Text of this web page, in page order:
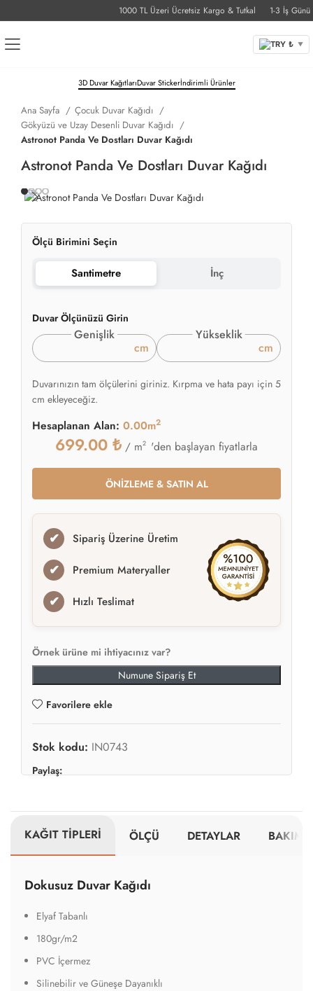
1000 TL Üzeri Ücretsiz Kargo & Tutkal 1-3 İş Günü
TRY ₺ ▼
3D Duvar KağıtlarıDuvar Stickerİndirimli Ürünler
Ana Sayfa
Çocuk Duvar Kağıdı
Gökyüzü ve Uzay Desenli Duvar Kağıdı
Astronot Panda Ve Dostları Duvar Kağıdı
Astronot Panda Ve Dostları Duvar Kağıdı
Ölçü Birimini Seçin
Santimetre İnç
Duvar Ölçünüzü Girin
Genişlik
cm
Yükseklik
cm
Duvarınızın tam ölçülerini giriniz. Kırpma ve hata payı için 5
cm ekleyeceğiz.
Hesaplanan Alan: 0.00m2
699.00 ₺ / m2 'den başlayan fiyatlarla
ÖNİZLEME & SATIN AL
✔ Sipariş Üzerine Üretim
✔ Premium Materyaller
✔ Hızlı Teslimat
Örnek ürüne mi ihtiyacınız var?
Numune Sipariş Et
Favorilere ekle
Stok kodu: IN0743
Paylaş:
KAĞIT TİPLERİ ÖLÇÜ DETAYLAR BAKIM
Dokusuz Duvar Kağıdı
Elyaf Tabanlı
180gr/m2
PVC İçermez
Silinebilir ve Güneşe Dayanıklı